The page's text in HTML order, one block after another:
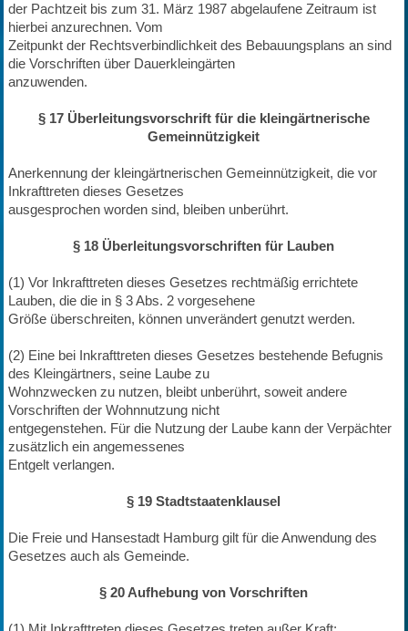
der Pachtzeit bis zum 31. März 1987 abgelaufene Zeitraum ist
hierbei anzurechnen. Vom
Zeitpunkt der Rechtsverbindlichkeit des Bebauungsplans an sind
die Vorschriften über Dauerkleingärten
anzuwenden.
§ 17 Überleitungsvorschrift für die kleingärtnerische
Gemeinnützigkeit
Anerkennung der kleingärtnerischen Gemeinnützigkeit, die vor
Inkrafttreten dieses Gesetzes
ausgesprochen worden sind, bleiben unberührt.
§ 18 Überleitungsvorschriften für Lauben
(1) Vor Inkrafttreten dieses Gesetzes rechtmäßig errichtete
Lauben, die die in § 3 Abs. 2 vorgesehene
Größe überschreiten, können unverändert genutzt werden.
(2) Eine bei Inkrafttreten dieses Gesetzes bestehende Befugnis
des Kleingärtners, seine Laube zu
Wohnzwecken zu nutzen, bleibt unberührt, soweit andere
Vorschriften der Wohnnutzung nicht
entgegenstehen. Für die Nutzung der Laube kann der Verpächter
zusätzlich ein angemessenes
Entgelt verlangen.
§ 19 Stadtstaatenklausel
Die Freie und Hansestadt Hamburg gilt für die Anwendung des
Gesetzes auch als Gemeinde.
§ 20 Aufhebung von Vorschriften